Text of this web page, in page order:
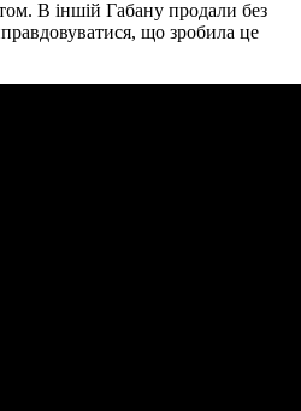
В іншій Габану продали без
що зробила це